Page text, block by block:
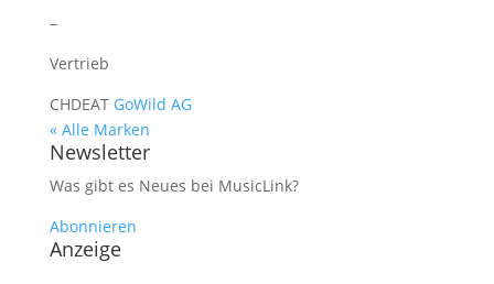
–
Vertrieb
CHDEAT GoWild AG
« Alle Marken
Newsletter
Was gibt es Neues bei MusicLink?
Abonnieren
Anzeige